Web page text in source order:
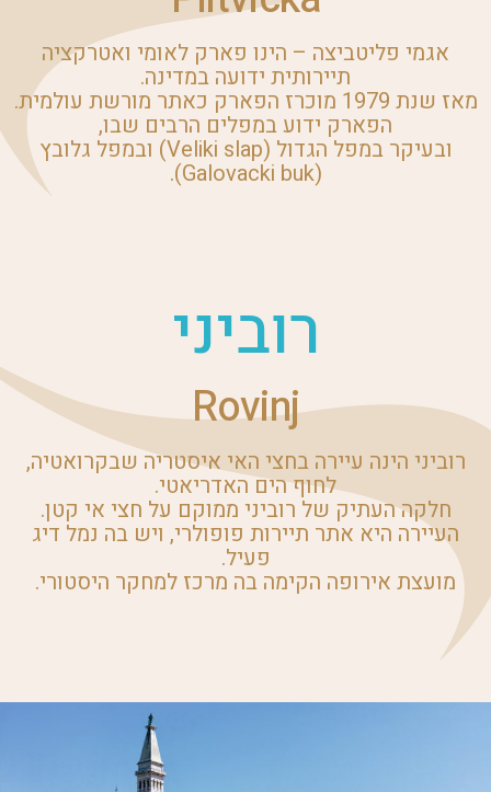
אגמי פליטביצה – הינו פארק לאומי ואטרקציה
תיירותית ידועה במדינה.
מאז שנת 1979 מוכרז הפארק כאתר מורשת עולמית.
הפארק ידוע במפלים הרבים שבו,
ובעיקר במפל הגדול (Veliki slap) ובמפל גלובץ
(Galovacki buk).
רוביני
Rovinj
רוביני הינה עיירה בחצי האי איסטריה שבקרואטיה,
לחוף הים האדריאטי.
חלקה העתיק של רוביני ממוקם על חצי אי קטן.
העיירה היא אתר תיירות פופולרי, ויש בה נמל דיג
פעיל.
מועצת אירופה הקימה בה מרכז למחקר היסטורי.